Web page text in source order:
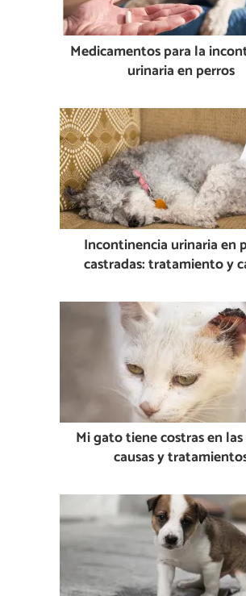
Medicamentos para la
urinaria en perros
Incontinencia urinaria en
castradas: tratamiento y
Mi gato tiene costras en
causas y